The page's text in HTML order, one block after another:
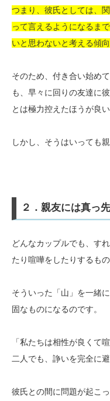
つまり、彼氏としては、
って言えるようになるま
いと思わないと考える傾
そのため、付き合い始め
も、早々に回りの友達に
とは極力控えたほうが良い
しかし、そうはいっても
２．親友には真っ
どんなカップルでも、す
たり喧嘩をしたりするもの
そういった「山」を一緒
固なものになるのです。
「私たちは相性が良くて
二人でも、諍いを完全に
彼氏との間に問題が起こ